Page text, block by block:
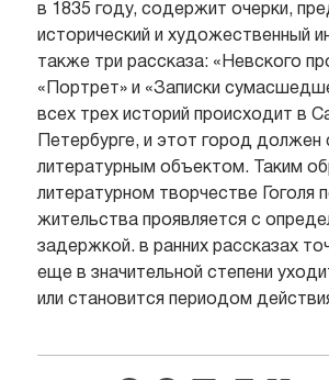
в 1835 году, содержит очерки,
исторический и художественный
также три рассказа: «Невского
«Портрет» и «Записки
всех трех историй происходит в
Петербурге, и этот город должен
литературным объектом. Таким
литературном творчестве Гоголя
жительства проявляется с
задержкой. в ранних рассказах
еще в значительной степени
или становится периодом